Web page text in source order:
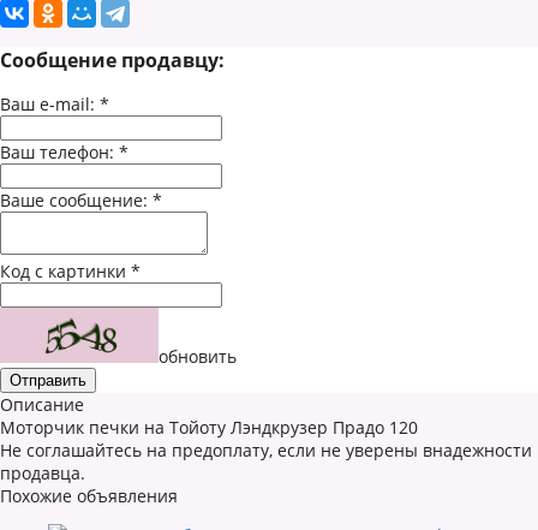
Сообщение продавцу:
Ваш e-mail: *
Ваш телефон: *
Ваше сообщение: *
Код с картинки *
обновить
Описание
Моторчик печки на Тойоту Лэндкрузер Прадо 120
Не соглашайтесь на предоплату, если не уверены внадежности
продавца.
Похожие объявления